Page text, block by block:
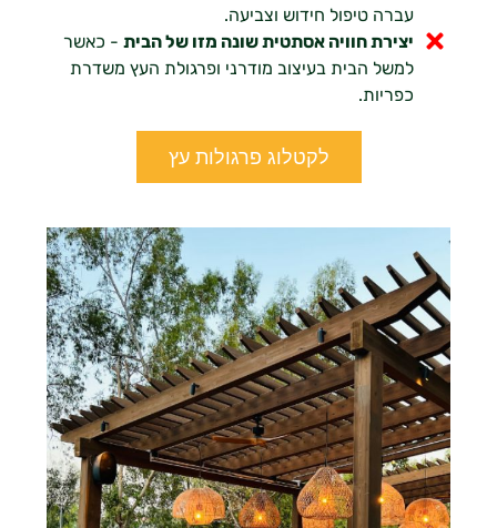
עברה טיפול חידוש וצביעה.
יצירת חוויה אסתטית שונה מזו של הבית- כאשר
למשל הבית בעיצוב מודרני ופרגולת העץ משדרת
כפריות.
לקטלוג פרגולות עץ